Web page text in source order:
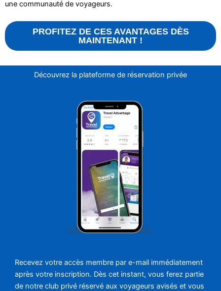
une communauté de voyageurs.
PROFITEZ DE CES AVANTAGES DÈS
MAINTENANT !
Découvrez la plateforme de réservation privée
Recevez votre accès membre par e-mail immédiatement
après votre inscription. Dès cet instant, vous ferez partie
de notre club privé réservé aux voyageurs avisés et vous